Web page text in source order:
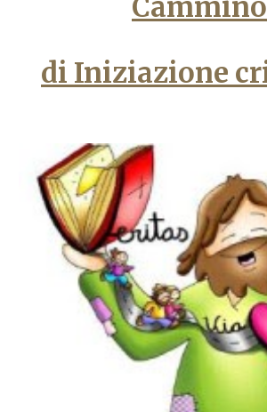
Cammino
di Iniziazione